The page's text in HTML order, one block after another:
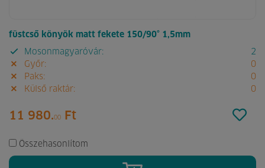
füstcső könyök matt fekete 150/90° 1,5mm
Mosonmagyaróvár:
2
Győr:
0
Paks:
0
Külső raktár:
0
11 980.00 Ft
Összehasonlítom